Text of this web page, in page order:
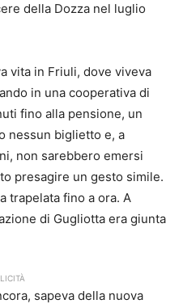
della Dozza nel luglio
vita in Friuli, dove viveva
in una cooperativa di
fino alla pensione, un
nessun biglietto e, a
non sarebbero emersi
presagire un gesto simile.
trapelata fino a ora. A
di Gugliotta era giunta
sapeva della nuova